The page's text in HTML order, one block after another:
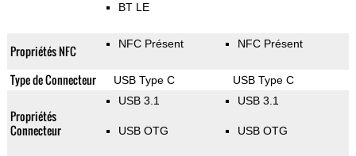
BT LE
Propriétés NFC NFC Présent NFC Présent
Type de Connecteur USB Type C USB Type C
Propriétés
Connecteur
USB 3.1
USB OTG
USB 3.1
USB OTG